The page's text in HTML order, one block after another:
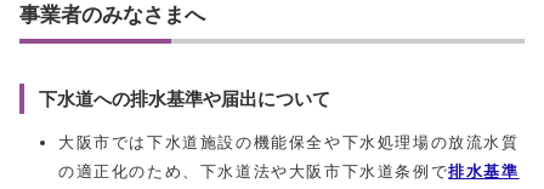
事業者のみなさまへ
下水道への排水基準や届出について
大阪市では下水道施設の機能保全や下水処理場の放流水質
の適正化のため、下水道法や大阪市下水道条例で排水基準